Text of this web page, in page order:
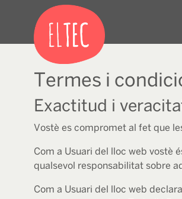
Termes i
Exactitud i
Vostè es compromet al fet que
Com a Usuari del lloc web vostè
qualsevol responsabilitat sobre
Com a Usuari del lloc web